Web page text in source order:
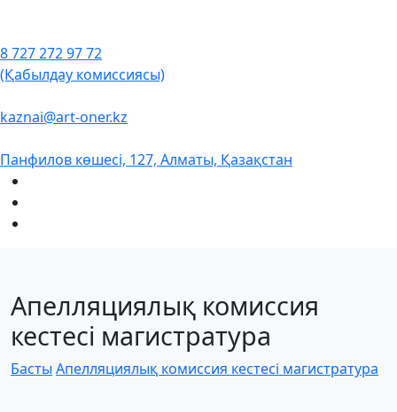
8 727 272 97 72
(Қабылдау комиссиясы)
kaznai@art-oner.kz
Панфилов көшесі, 127, Алматы, Қазақстан
Апелляциялық комиссия
кестесі магистратура
Басты Апелляциялық комиссия кестесі магистратура